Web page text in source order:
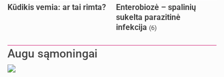
Kūdikis vemia: ar tai rimta?
Enterobiozė – spalinių
sukelta parazitinė
infekcija (6)
Augu sąmoningai